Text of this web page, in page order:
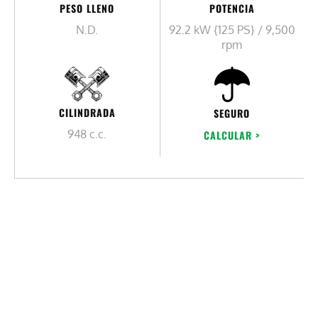
PESO LLENO
N.D.
POTENCIA
92.2 kW {125 PS} / 9,500
rpm
CILINDRADA
948 c.c.
SEGURO
CALCULAR >